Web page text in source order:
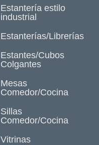
Estantería estilo
industrial
Estanterías/Librerías
Estantes/Cubos
Colgantes
Mesas
Comedor/Cocina
Sillas
Comedor/Cocina
Vitrinas